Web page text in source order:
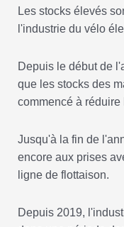
Les stocks élevés
l'industrie du vélo
Depuis le début de
que les stocks des
commencé à
Jusqu'à la fin de
encore aux prises
ligne de flottaison.
Depuis 2019,